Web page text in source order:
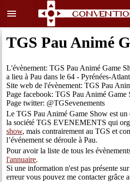
menu
TGS Pau Animé
L'évènement: TGS Pau Animé Game
a lieu à Pau dans le 64 - Pyrénées-
Site web de l'évènement: TGS Pau
Page facebook: TGS Pau Animé Game
Page twitter: @TGSevenements
Le TGS Pau Animé Game Show est un
la société TGS EVENEMENTS qui
show, mais contrairement au TGS et
l’événement se déroule à Pau.
Pour avoir la liste de tous les
l'annuaire.
Si une information n'est pas présente
erreur vous pouvez me contacter grâce